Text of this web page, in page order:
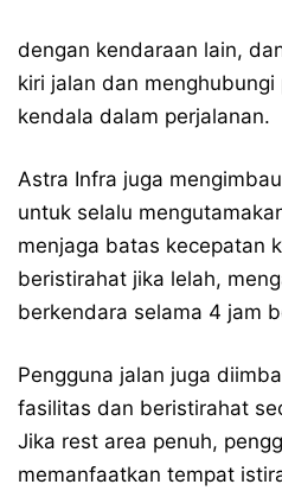
dengan kendaraan lain,
kiri jalan dan
kendala dalam perjalanan.
Astra Infra juga
untuk selalu
menjaga batas kecepatan
beristirahat jika lelah,
berkendara selama 4 jam
Pengguna jalan juga
fasilitas dan beristirahat
Jika rest area penuh,
memanfaatkan tempat